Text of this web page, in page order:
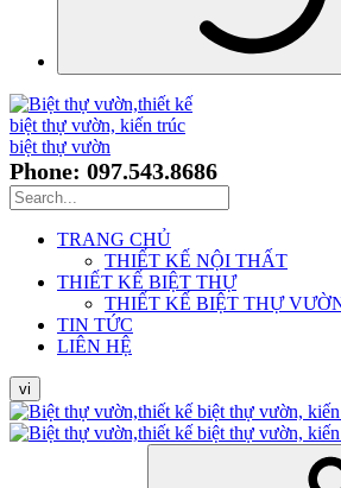
Phone: 097.543.8686
TRANG CHỦ
THIẾT KẾ NỘI THẤT
THIẾT KẾ BIỆT THỰ
THIẾT KẾ BIỆT THỰ
TIN TỨC
LIÊN HỆ
vi